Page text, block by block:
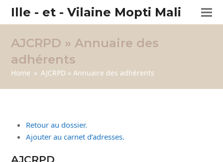
Ille - et - Vilaine Mopti Mali
AJCRPD » Annuaire des
adhérents
Home » AJCRPD » Annuaire des adhérents
Retour au dossier.
Ajouter au carnet d’adresses.
AJCRPD